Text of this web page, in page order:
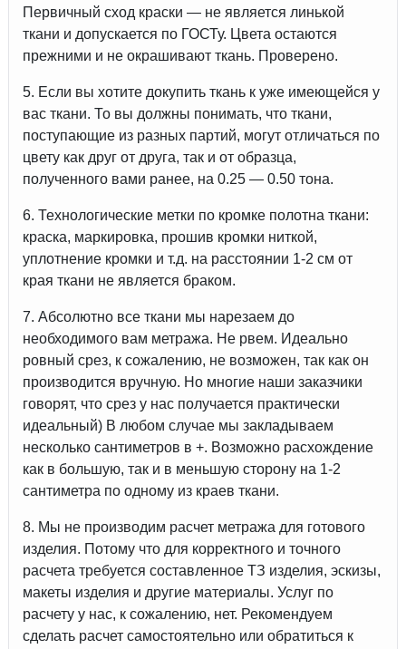
Первичный сход краски — не является линькой
ткани и допускается по ГОСТу. Цвета остаются
прежними и не окрашивают ткань. Проверено.
5. Если вы хотите докупить ткань к уже имеющейся у
вас ткани. То вы должны понимать, что ткани,
поступающие из разных партий, могут отличаться по
цвету как друг от друга, так и от образца,
полученного вами ранее, на 0.25 — 0.50 тона.
6. Технологические метки по кромке полотна ткани:
краска, маркировка, прошив кромки ниткой,
уплотнение кромки и т.д. на расстоянии 1-2 см от
края ткани не является браком.
7. Абсолютно все ткани мы нарезаем до
необходимого вам метража. Не рвем. Идеально
ровный срез, к сожалению, не возможен, так как он
производится вручную. Но многие наши заказчики
говорят, что срез у нас получается практически
идеальный) В любом случае мы закладываем
несколько сантиметров в +. Возможно расхождение
как в большую, так и в меньшую сторону на 1-2
сантиметра по одному из краев ткани.
8. Мы не производим расчет метража для готового
изделия. Потому что для корректного и точного
расчета требуется составленное ТЗ изделия, эскизы,
макеты изделия и другие материалы. Услуг по
расчету у нас, к сожалению, нет. Рекомендуем
сделать расчет самостоятельно или обратиться к